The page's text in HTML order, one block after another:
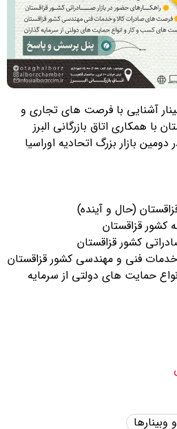
آشنایی با فرصت های تجاری و
با همکاری اتاق بازرگانی البرز
بازار بزرگ اتحادیه اوراسیا
(حال و آینده)
کشور قزاقستان
کشور قزاقستان
فنی و مهندسی کشور قزاقستان
حمایت های دولتی از سرمایه